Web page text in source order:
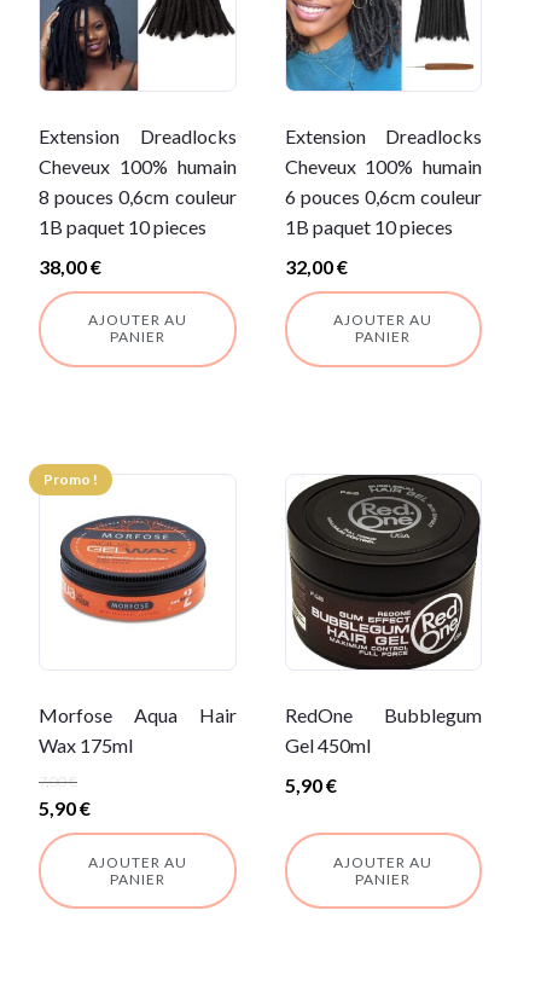
Extension Dreadlocks
Cheveux 100% humain
8 pouces 0,6cm couleur
1B paquet 10 pieces
38,00€
AJOUTER AU
PANIER
Extension Dreadlocks
Cheveux 100% humain
6 pouces 0,6cm couleur
1B paquet 10 pieces
32,00€
AJOUTER AU
PANIER
Promo !
Morfose Aqua Hair
Wax 175ml
7,00€
Le
prix
initial
était :
5,90€Le
prix
actuel
AJOUTER AU
PANIER
RedOne Bubblegum
Gel 450ml
5,90€
AJOUTER AU
PANIER